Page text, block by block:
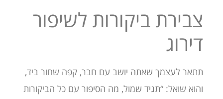
צבירת ביקורות לשיפור
דירוג
תתאר לעצמך שאתה יושב עם חבר, קפה שחור ביד,
והוא שואל: “תגיד שמול, מה הסיפור עם כל הביקורות